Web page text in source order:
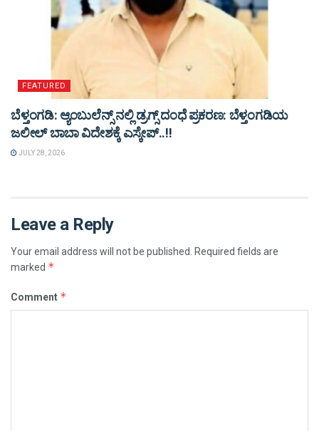
FEATURED
ಬೆಳ್ತಂಗಡಿ: ಆ್ಯಂಬುಲೆನ್ಸ್ ನಲ್ಲಿ ಡ್ರಗ್ಸ್ ದಂಧೆ ಪ್ರಕರಣ: ಬೆಳ್ತಂಗಡಿಯ
ಜಲೀಲ್ ಬಾಬಾ ವಿದೇಶಕ್ಕೆ ಎಸ್ಕೇಪ್..!!
JULY 28, 2026
Leave a Reply
Your email address will not be published.
Required fields are
marked *
Comment *